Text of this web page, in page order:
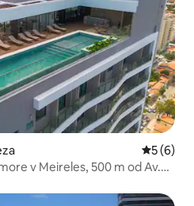
5 (6)
v Meireles, 500 m od Av.